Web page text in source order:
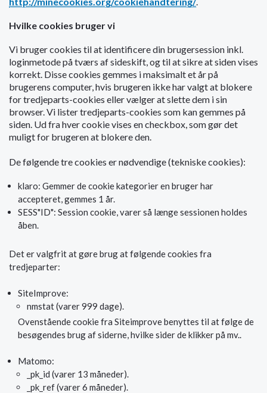
Hvilke cookies bruger vi
Vi bruger cookies til at identificere din brugersession inkl.
loginmetode på tværs af sideskift, og til at sikre at siden vises
korrekt. Disse cookies gemmes i maksimalt et år på
brugerens computer, hvis brugeren ikke har valgt at blokere
for tredjeparts-cookies eller vælger at slette dem i sin
browser. Vi lister tredjeparts-cookies som kan gemmes på
siden. Ud fra hver cookie vises en checkbox, som gør det
muligt for brugeren at blokere den.
De følgende tre cookies er nødvendige (tekniske cookies):
klaro: Gemmer de cookie kategorier en bruger har
accepteret, gemmes 1 år.
SESS"ID": Session cookie, varer så længe sessionen holdes
åben.
Det er valgfrit at gøre brug at følgende cookies fra
tredjeparter:
SiteImprove:
nmstat (varer 999 dage).
Ovenstående cookie fra Siteimprove benyttes til at følge de
besøgendes brug af siderne, hvilke sider de klikker på mv..
Matomo:
_pk_id (varer 13 måneder).
_pk_ref (varer 6 måneder).